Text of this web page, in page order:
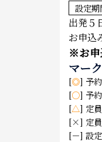
設定期
出発５
お申込
※お
マー
[◎] 予約
[○] 予約
[△] 定員
[×] 定員
[－] 設